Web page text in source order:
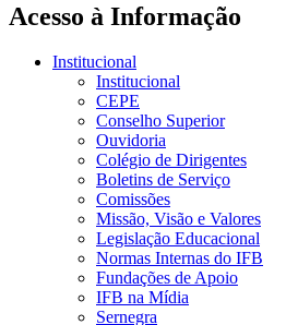
Acesso à Informação
Institucional
Institucional
CEPE
Conselho Superior
Ouvidoria
Colégio de Dirigentes
Boletins de Serviço
Comissões
Missão, Visão e Valores
Legislação Educacional
Normas Internas do IFB
Fundações de Apoio
IFB na Mídia
Sernegra